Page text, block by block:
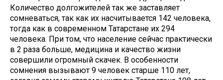
Количество долгожителей так же заставляет
сомневаться, так как их насчитывается 142 человека,
тогда как в современном Татарстане их 294
человека. При том, что население сейчас практически
в 2 раза больше, медицина и качество жизни
совершили огромный скачек. В особенности
сомнения вызывают 9 человек старше 110 лет,